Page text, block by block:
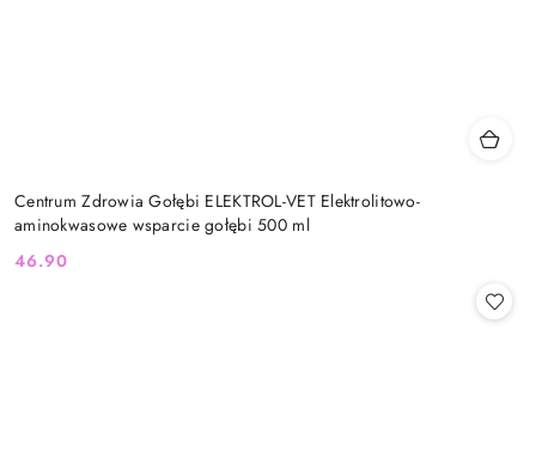
Centrum Zdrowia Gołębi ELEKTROL-VET Elektrolitowo-
aminokwasowe wsparcie gołębi 500 ml
Cena:
46.90